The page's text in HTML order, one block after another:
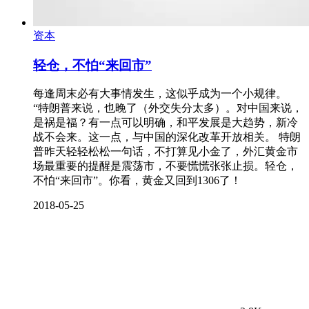
资本
轻仓，不怕“来回市”
每逢周末必有大事情发生，这似乎成为一个小规律。
“特朗普来说，也晚了（外交失分太多）。对中国来说，
是祸是福？有一点可以明确，和平发展是大趋势，新冷
战不会来。这一点，与中国的深化改革开放相关。 特朗
普昨天轻轻松松一句话，不打算见小金了，外汇黄金市
场最重要的提醒是震荡市，不要慌慌张张止损。轻仓，
不怕“来回市”。你看，黄金又回到1306了！
2018-05-25